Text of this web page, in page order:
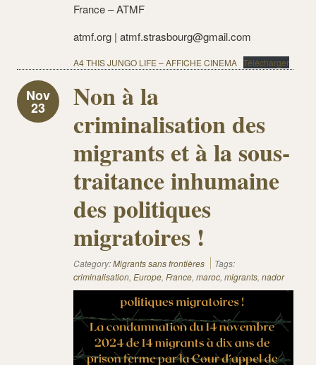
France – ATMF
atmf.org | atmf.strasbourg@gmail.com
A4 THIS JUNGO LIFE – AFFICHE CINEMA Télécharger
Nov
23
Non à la
criminalisation des
migrants et à la sous-
traitance inhumaine
des politiques
migratoires !
Category:Migrants sans frontières
Tags:
criminalisation, Europe, France, maroc, migrants, nador